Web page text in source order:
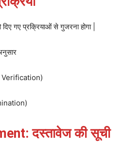
दिए गए प्रक्रियाओं से गुजरना होगा |
Verification)
दस्तावेज की सूची